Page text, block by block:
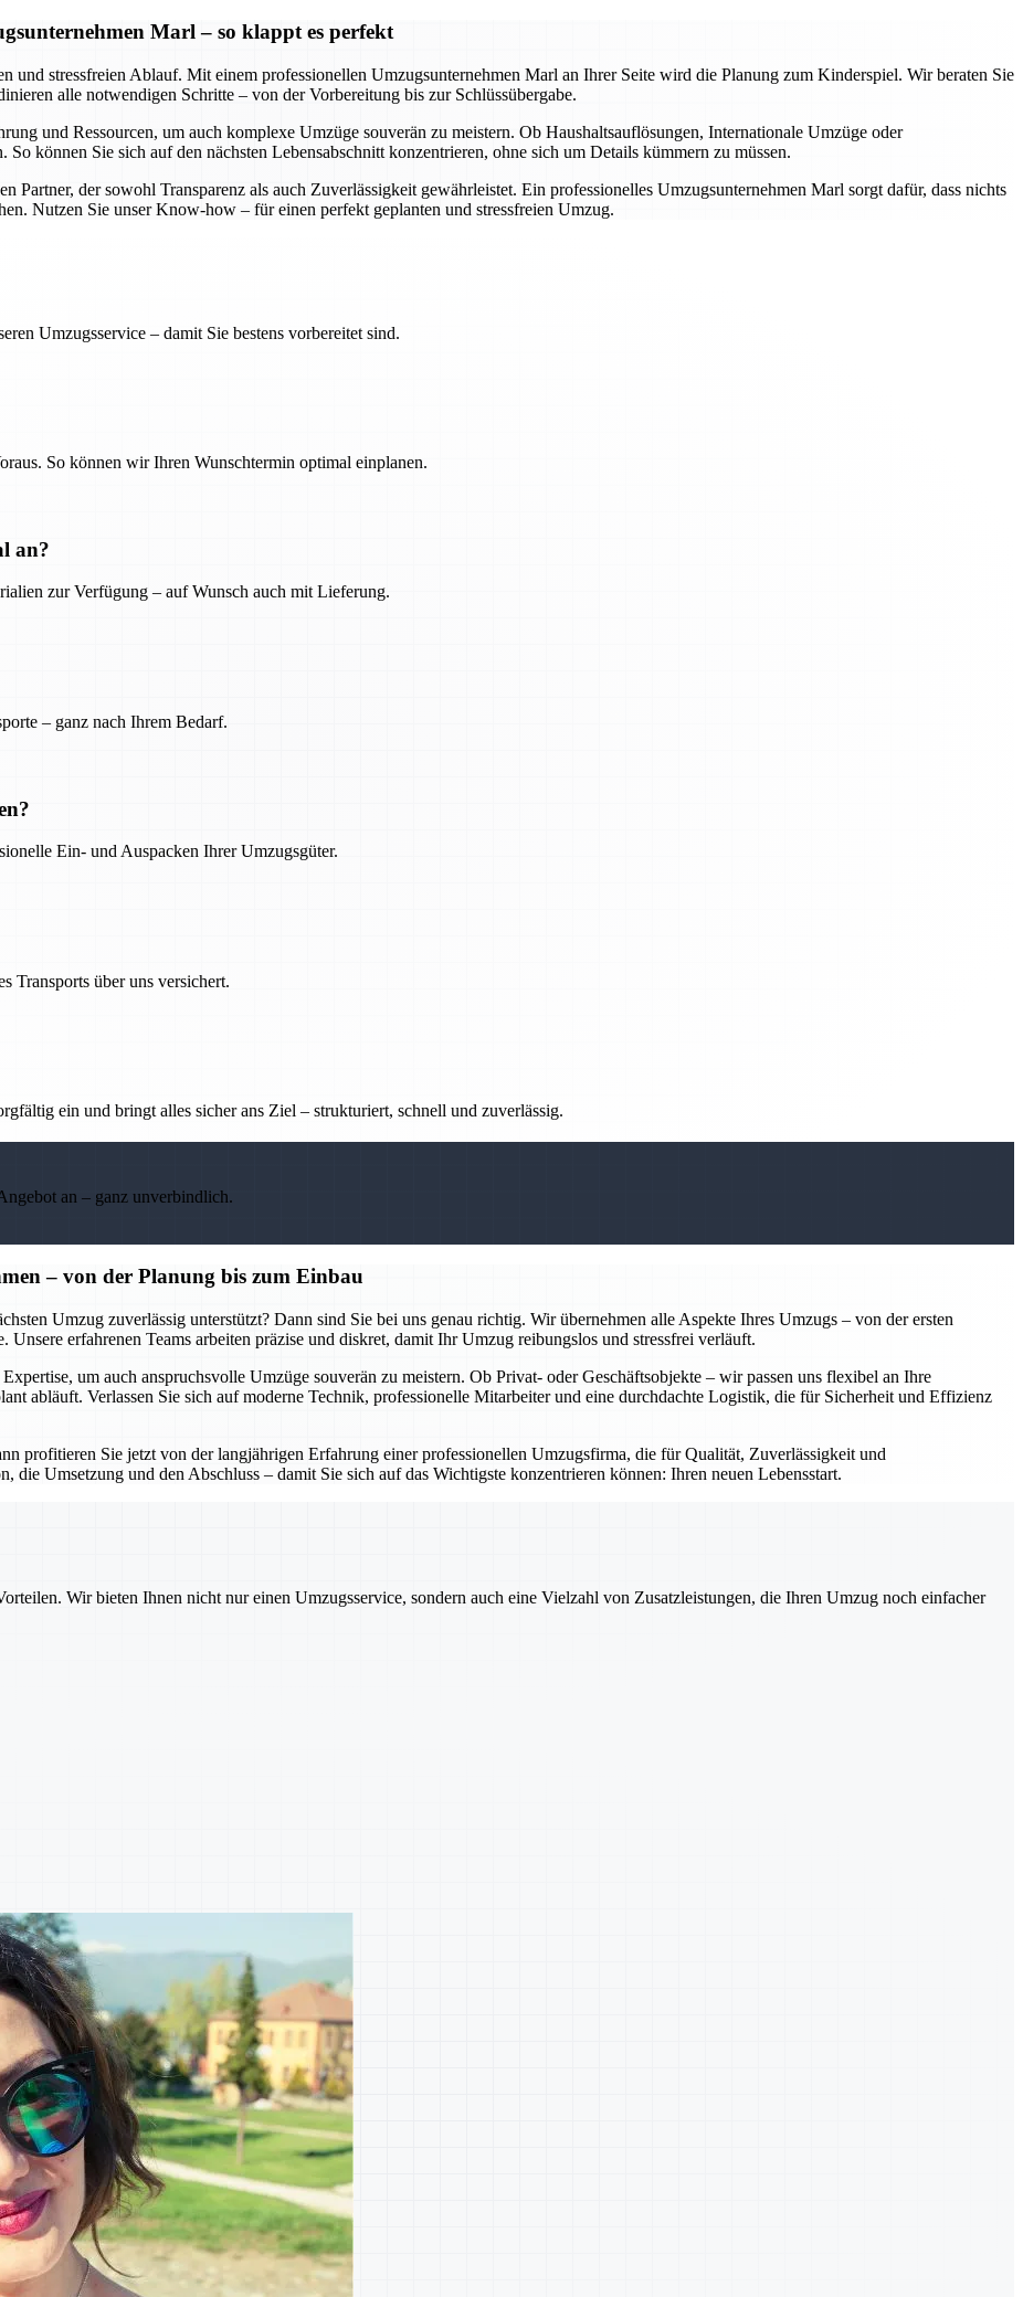
Marl – so klappt es perfekt
und stressfreien Ablauf. Mit einem professionellen Umzugsunternehmen Marl an Ihrer Seite wird die Planung zum Kinderspiel. Wir beraten Sie
alle notwendigen Schritte – von der Vorbereitung bis zur Schlüssübergabe.
und Ressourcen, um auch komplexe Umzüge souverän zu meistern. Ob Haushaltsauflösungen, Internationale Umzüge oder
können Sie sich auf den nächsten Lebensabschnitt konzentrieren, ohne sich um Details kümmern zu müssen.
Partner, der sowohl Transparenz als auch Zuverlässigkeit gewährleistet. Ein professionelles Umzugsunternehmen Marl sorgt dafür, dass nichts
Nutzen Sie unser Know-how – für einen perfekt geplanten und stressfreien Umzug.
Umzugsservice – damit Sie bestens vorbereitet sind.
So können wir Ihren Wunschtermin optimal einplanen.
an?
zur Verfügung – auf Wunsch auch mit Lieferung.
– ganz nach Ihrem Bedarf.
Ein- und Auspacken Ihrer Umzugsgüter.
Transports über uns versichert.
ein und bringt alles sicher ans Ziel – strukturiert, schnell und zuverlässig.
an – ganz unverbindlich.
– von der Planung bis zum Einbau
Umzug zuverlässig unterstützt? Dann sind Sie bei uns genau richtig. Wir übernehmen alle Aspekte Ihres Umzugs – von der ersten
erfahrenen Teams arbeiten präzise und diskret, damit Ihr Umzug reibungslos und stressfrei verläuft.
um auch anspruchsvolle Umzüge souverän zu meistern. Ob Privat- oder Geschäftsobjekte – wir passen uns flexibel an Ihre
abläuft. Verlassen Sie sich auf moderne Technik, professionelle Mitarbeiter und eine durchdachte Logistik, die für Sicherheit und Effizienz
profitieren Sie jetzt von der langjährigen Erfahrung einer professionellen Umzugsfirma, die für Qualität, Zuverlässigkeit und
Umsetzung und den Abschluss – damit Sie sich auf das Wichtigste konzentrieren können: Ihren neuen Lebensstart.
Wir bieten Ihnen nicht nur einen Umzugsservice, sondern auch eine Vielzahl von Zusatzleistungen, die Ihren Umzug noch einfacher